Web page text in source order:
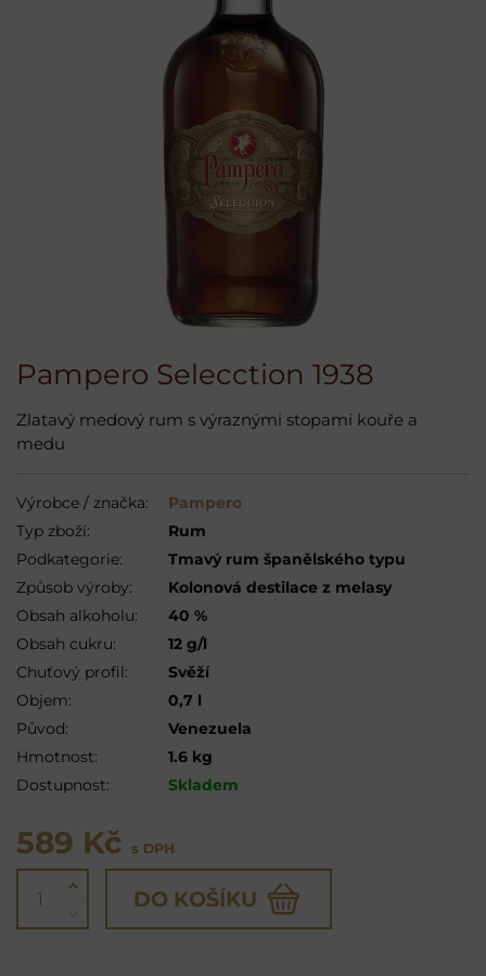
Pampero Selecction 1938
Zlatavý medový rum s výraznými stopami kouře a
medu
Výrobce / značka:
Pampero
Typ zboží:
Rum
Podkategorie:
Tmavý rum španělského typu
Způsob výroby:
Kolonová destilace z melasy
Obsah alkoholu:
40 %
Obsah cukru:
12 g/l
Chuťový profil:
Svěží
Objem:
0,7 l
Původ:
Venezuela
Hmotnost:
1.6 kg
Dostupnost:
Skladem
589 Kč s DPH
DO KOŠÍKU